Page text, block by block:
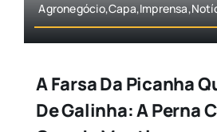
A Farsa Da Picanha
De Galinha: A Perna